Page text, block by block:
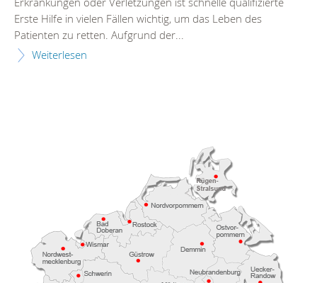
Erste Hilfe in vielen Fällen wichtig, um das Leben des
Patienten zu retten. Aufgrund der...
Weiterlesen